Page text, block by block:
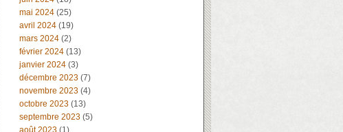
mai 2024 (25)
avril 2024 (19)
mars 2024 (2)
février 2024 (13)
janvier 2024 (3)
décembre 2023 (7)
novembre 2023 (4)
octobre 2023 (13)
septembre 2023 (5)
août 2023 (1)